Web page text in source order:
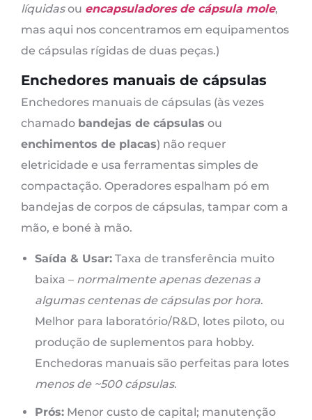
líquidasou encapsuladores de cápsula mole,
mas aqui nos concentramos em equipamentos
de cápsulas rígidas de duas peças.)
Enchedores manuais de cápsulas
Enchedores manuais de cápsulas (às vezes
chamado bandejas de cápsulas ou
enchimentos de placas) não requer
eletricidade e usa ferramentas simples de
compactação. Operadores espalham pó em
bandejas de corpos de cápsulas, tampar com a
mão, e boné à mão.
Saída & Usar: Taxa de transferência muito
baixa – normalmente apenas dezenas a
algumas centenas de cápsulas por hora.
Melhor para laboratório/R&D, lotes piloto, ou
produção de suplementos para hobby.
Enchedoras manuais são perfeitas para lotes
menos de ~500 cápsulas.
Prós: Menor custo de capital; manutenção